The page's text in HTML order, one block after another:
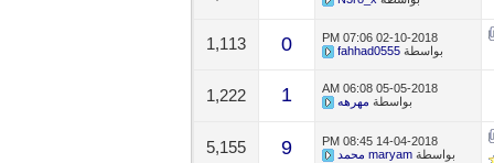
02-10-2018
07:06 PM
بواسطةfahhad0555
0
1,113
05-05-2018
06:08 AM
بواسطة مهرهه 1
1,222
14-04-2018
08:45 PM
بواسطةmaryam محمد 9
5,155